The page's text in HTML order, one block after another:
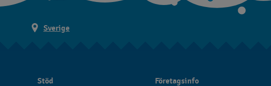
Sverige
Stöd Företagsinfo